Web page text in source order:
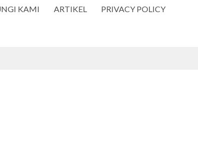
KAMI ARTIKEL PRIVACY POLICY